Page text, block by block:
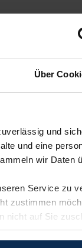
Über
und
und eine
wir Daten
Service zu
zustimmen
nicht auf Sie